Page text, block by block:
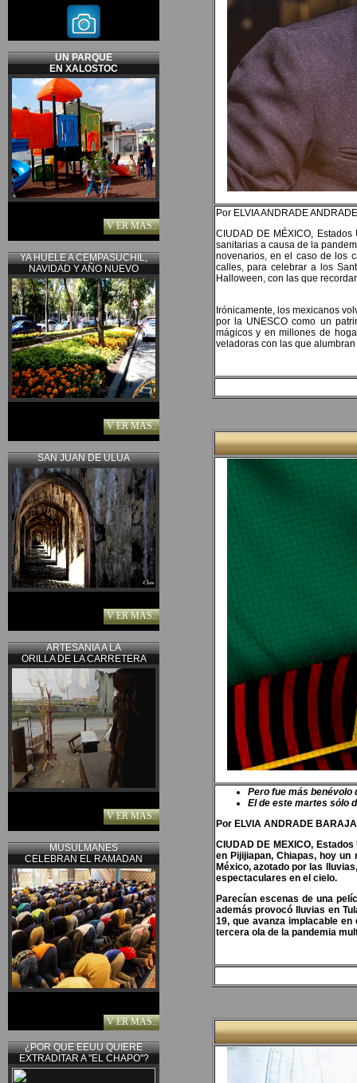
UN PARQUE
EN XALOSTOC
V ER MAS..
YA HUELE A CEMPASUCHIL,
NAVIDAD Y AÑO NUEVO
V ER MAS..
SAN JUAN DE ULUA
V ER MAS..
ARTESANIA A LA
ORILLA DE LA CARRETERA
V ER MAS..
MUSULMANES
CELEBRAN EL RAMADAN
V ER MAS..
¿POR QUE EEUU QUIERE
EXTRADITAR A "EL CHAPO"?
Por ELVIA ANDRADE ANDRADE
CIUDAD DE MÉXICO,
sanitarias a causa de la
novenarios, en el caso de los
calles, para celebrar a los
Halloween, con las que
Irónicamente, los mexicanos
por la UNESCO como un
mágicos y en millones de
veladoras con las que
Pero fue más benévolo
El de este martes sólo
Por ELVIA ANDRADE
CIUDAD DE MEXICO,
en Pijijiapan, Chiapas, hoy
México, azotado por las
espectaculares en el cielo.
Parecían escenas de una
además provocó lluvias en
19, que avanza implacable
tercera ola de la pandemia